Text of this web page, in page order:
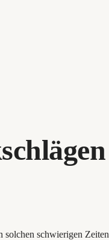
schwierigen